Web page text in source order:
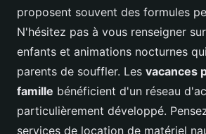
proposent souvent des formules
N'hésitez pas à vous renseigner
enfants et animations nocturnes
parents de souffler. Les vacances
famille bénéficient d'un réseau
particulièrement développé.
services de location de matériel